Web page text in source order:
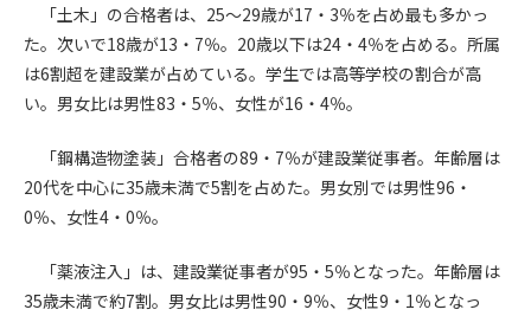
「土木」の合格者は、25～29歳が17・3％を占め最も多かっ
た。次いで18歳が13・7％。20歳以下は24・4％を占める。所属
は6割超を建設業が占めている。学生では高等学校の割合が高
い。男女比は男性83・5％、女性が16・4％。
「鋼構造物塗装」合格者の89・7％が建設業従事者。年齢層は
20代を中心に35歳未満で5割を占めた。男女別では男性96・
0％、女性4・0％。
「薬液注入」は、建設業従事者が95・5％となった。年齢層は
35歳未満で約7割。男女比は男性90・9％、女性9・1％となっ
第4条（会員の定義と登録）
1. 管理者は前条により審査の結果、会員申込みをした者が以下
の何れかの項目に該当することがわかった場合、その者の会
員としての権限を承認しないことがあります。
(2) 本規約に違反した場合/li>
(3) 会員申し込みの際、申告事項に虚偽があった場合
(4) 会員申込者が管理者所定の手続き通りに会員申込手続き処
(5) その他管理者が会員とすることを不適当と判断した場合
2. 管理者は承認後であっても承認した会員が前項の何れかに該